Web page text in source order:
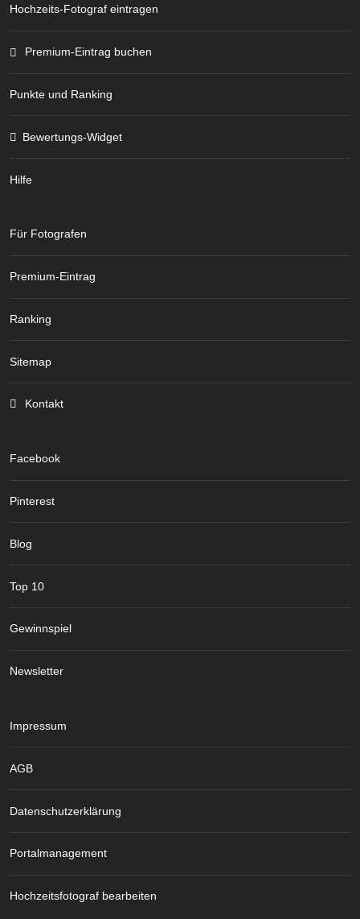
Hochzeits-Fotograf eintragen
Premium-Eintrag buchen
Punkte und Ranking
Bewertungs-Widget
Hilfe
Für Fotografen
Premium-Eintrag
Ranking
Sitemap
Kontakt
Facebook
Pinterest
Blog
Top 10
Gewinnspiel
Newsletter
Impressum
AGB
Datenschutzerklärung
Portalmanagement
Hochzeitsfotograf bearbeiten